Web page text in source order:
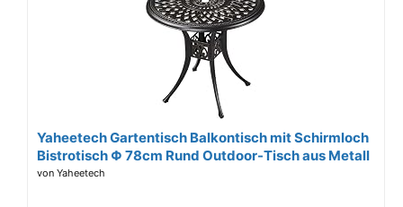
Yaheetech Gartentisch Balkontisch mit Schirmloch
Bistrotisch Φ 78cm Rund Outdoor-Tisch aus Metall
für Garten/Balkon/Terrasse/Veranda
von Yaheetech